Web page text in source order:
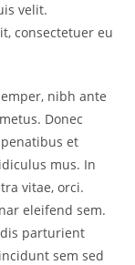
velit.
consectetuer eu
nibh ante
Donec
et
mus. In
vitae, orci.
eleifend sem.
parturient
sem sed